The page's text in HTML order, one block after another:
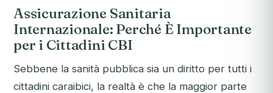
Assicurazione Sanitaria
Internazionale: Perché È Importante
per i Cittadini CBI
Sebbene la sanità pubblica sia un diritto per tutti i
cittadini caraibici, la realtà è che la maggior parte